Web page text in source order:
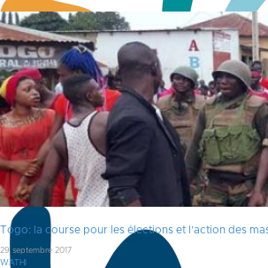
Togo: la course pour les élections et l’action des
29 septembre 2017
WATHI